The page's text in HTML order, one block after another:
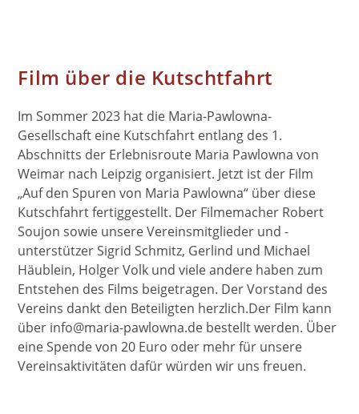
Film über die Kutschtfahrt
Im Sommer 2023 hat die Maria-Pawlowna-
Gesellschaft eine Kutschfahrt entlang des 1.
Abschnitts der Erlebnisroute Maria Pawlowna von
Weimar nach Leipzig organisiert. Jetzt ist der Film
„Auf den Spuren von Maria Pawlowna“ über diese
Kutschfahrt fertiggestellt. Der Filmemacher Robert
Soujon sowie unsere Vereinsmitglieder und -
unterstützer Sigrid Schmitz, Gerlind und Michael
Häublein, Holger Volk und viele andere haben zum
Entstehen des Films beigetragen. Der Vorstand des
Vereins dankt den Beteiligten herzlich.Der Film kann
über info@maria-pawlowna.de bestellt werden. Über
eine Spende von 20 Euro oder mehr für unsere
Vereinsaktivitäten dafür würden wir uns freuen.